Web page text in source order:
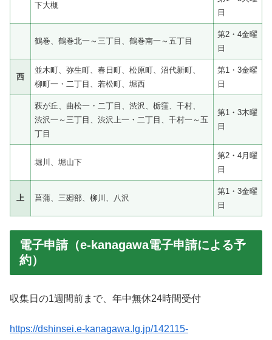
下大槻
日
鶴巻、鶴巻北一～三丁目、鶴巻南一～五丁目
第2・4金曜
日
西
並木町、弥生町、春日町、松原町、沼代新町、
柳町一・二丁目、若松町、堀西
第1・3金曜
日
萩が丘、曲松一・二丁目、渋沢、栃窪、千村、
渋沢一～三丁目、渋沢上一・二丁目、千村一～五
丁目
第1・3木曜
日
堀川、堀山下
第2・4月曜
日
上 菖蒲、三廻部、柳川、八沢
第1・3金曜
日
電子申請（e-kanagawa電子申請による予
約）
収集日の1週間前まで、年中無休24時間受付
https://dshinsei.e-kanagawa.lg.jp/142115-